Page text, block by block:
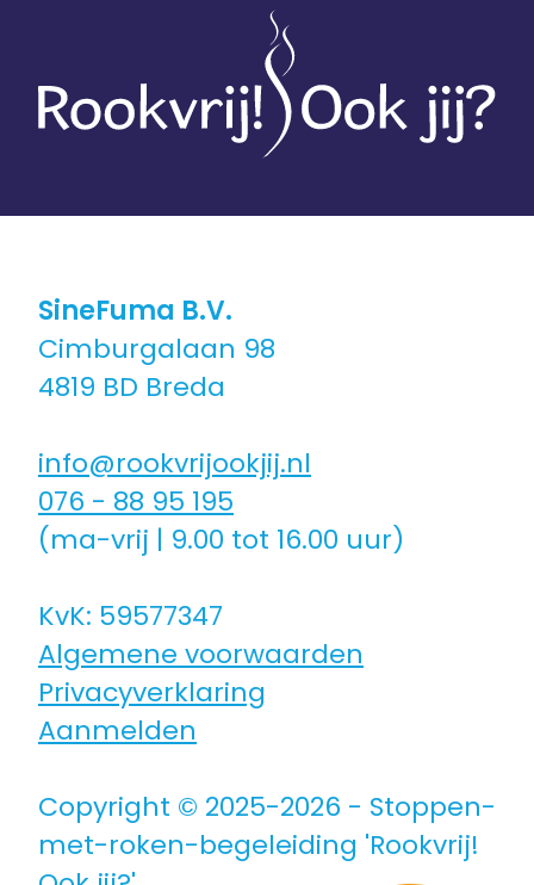
SineFuma B.V.
Cimburgalaan 98
4819 BD Breda
info@rookvrijookjij.nl
076 - 88 95 195
(ma-vrij | 9.00 tot 16.00 uur)
KvK: 59577347
Algemene voorwaarden
Privacyverklaring
Aanmelden
Copyright © 2025-2026 - Stoppen-
met-roken-begeleiding 'Rookvrij!